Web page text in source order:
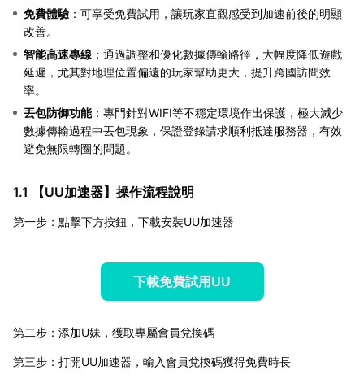
免費體驗 ：可享受免費試用，讓玩家直觀感受到加速前後的明顯
改善。
智能高速專線 ：通過調整和優化數據傳輸路徑，大幅度降低遊戲
延遲，尤其對地理位置偏遠的玩家幫助更大，提升跨國訪問效
率。
丟包防御功能：專門針對WIFI等不穩定環境作出保護，極大減少
數據傳輸過程中丟包現象，保證登錄請求順利抵達服務器，有效
避免無限轉圈的問題。
1.1 【UU加速器】操作流程說明
第一步：點擊下方按鈕，下載安裝UU加速器
下載免費試用UU
第二步：添加U妹，獲取專屬會員兌換碼
第三步：打開UU加速器，輸入會員兌換碼獲得免費時長